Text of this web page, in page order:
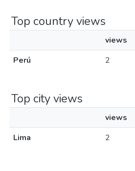
Top country views
views
Perú
2
Top city views
views
Lima
2